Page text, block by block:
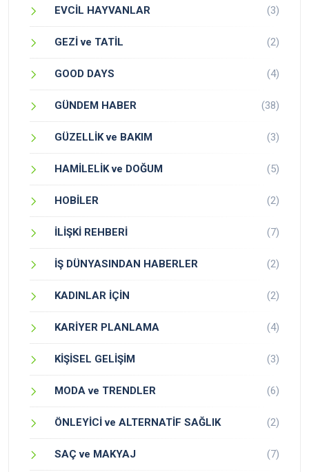
EVCİL HAYVANLAR (3)
GEZİ ve TATİL (2)
GOOD DAYS (4)
GÜNDEM HABER (38)
GÜZELLİK ve BAKIM (3)
HAMİLELİK ve DOĞUM (5)
HOBİLER (2)
İLİŞKİ REHBERİ (7)
İŞ DÜNYASINDAN HABERLER (2)
KADINLAR İÇİN (2)
KARİYER PLANLAMA (4)
KİŞİSEL GELİŞİM (3)
MODA ve TRENDLER (6)
ÖNLEYİCİ ve ALTERNATİF SAĞLIK (2)
SAÇ ve MAKYAJ (7)